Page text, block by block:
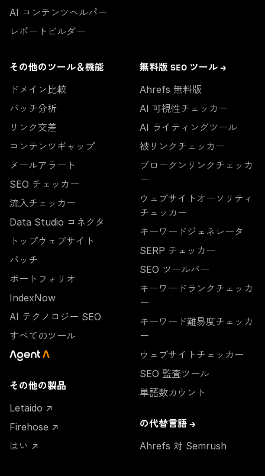
AI コンテンツヘルパー
レポートビルダー
その他のツール＆機能
ドメイン比較
バッチ分析
リンク交差
コンテンツギャップ
メールアラート
SEO チェッカー
流入チェッカー
Data Studio コネクタ
トップウェブサイト
パッチ
ポートフォリオ
IndexNow
AI テクノロジー SEO
すべてのツール
その他の製品
Letaido ↗
Firehose ↗
はい ↗
無料版 SEO ツール →
Ahrefs 無料版
AI 可視性チェッカー
AI ライティングツール
被リンクチェッカー
ブロークンリンクチェッカ
ー
ウェブサイトオーソリティ
チェッカー
キーワードジェネレータ
SERP チェッカー
SEO ツールバー
キーワードランクチェッカ
ー
キーワード難易度チェッカ
ー
ウェブサイトチェッカー
SEO 監査ツール
単語数カウント
の代替言語 →
Ahrefs 対 Semrush